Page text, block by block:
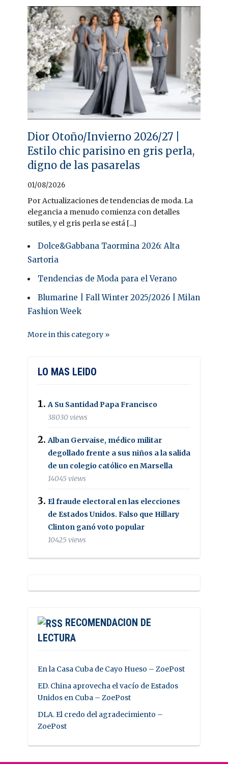
Dior Otoño/Invierno 2026/27 |
Estilo chic parisino en gris perla,
digno de las pasarelas
01/08/2026
Por Actualizaciones de tendencias de moda. La
elegancia a menudo comienza con detalles
sutiles, y el gris perla se está [...]
Dolce&Gabbana Taormina 2026: Alta
Sartoria
Tendencias de Moda para el Verano
Blumarine | Fall Winter 2025/2026 | Milan
Fashion Week
More in this category »
LO MAS LEIDO
A Su Santidad Papa Francisco
38030 views
Alban Gervaise, médico militar
degollado frente a sus niños a la salida
de un colegio católico en Marsella
14045 views
El fraude electoral en las elecciones
de Estados Unidos. Falso que Hillary
Clinton ganó voto popular
10425 views
RECOMENDACION DE
LECTURA
En la Casa Cuba de Cayo Hueso – ZoePost
ED. China aprovecha el vacío de Estados
Unidos en Cuba – ZoePost
DLA. El credo del agradecimiento –
ZoePost